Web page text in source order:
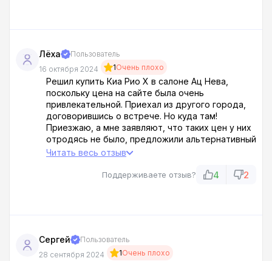
Лёха
Пользователь
16 октября 2024
1Очень плохо
Решил купить Киа Рио Х в салоне Ац Нева,
поскольку цена на сайте была очень
привлекательной. Приехал из другого города,
договорившись о встрече. Но куда там!
Приезжаю, а мне заявляют, что таких цен у них
отродясь не было, предложили альтернативный
вариант — битый Черри Тигго 2 по цене новой
тот день, когда повелся на эту лживую
Читать весь отзыв
Поддерживаете отзыв? 4 2
Сергей
Пользователь
28 сентября 2024
1Очень плохо